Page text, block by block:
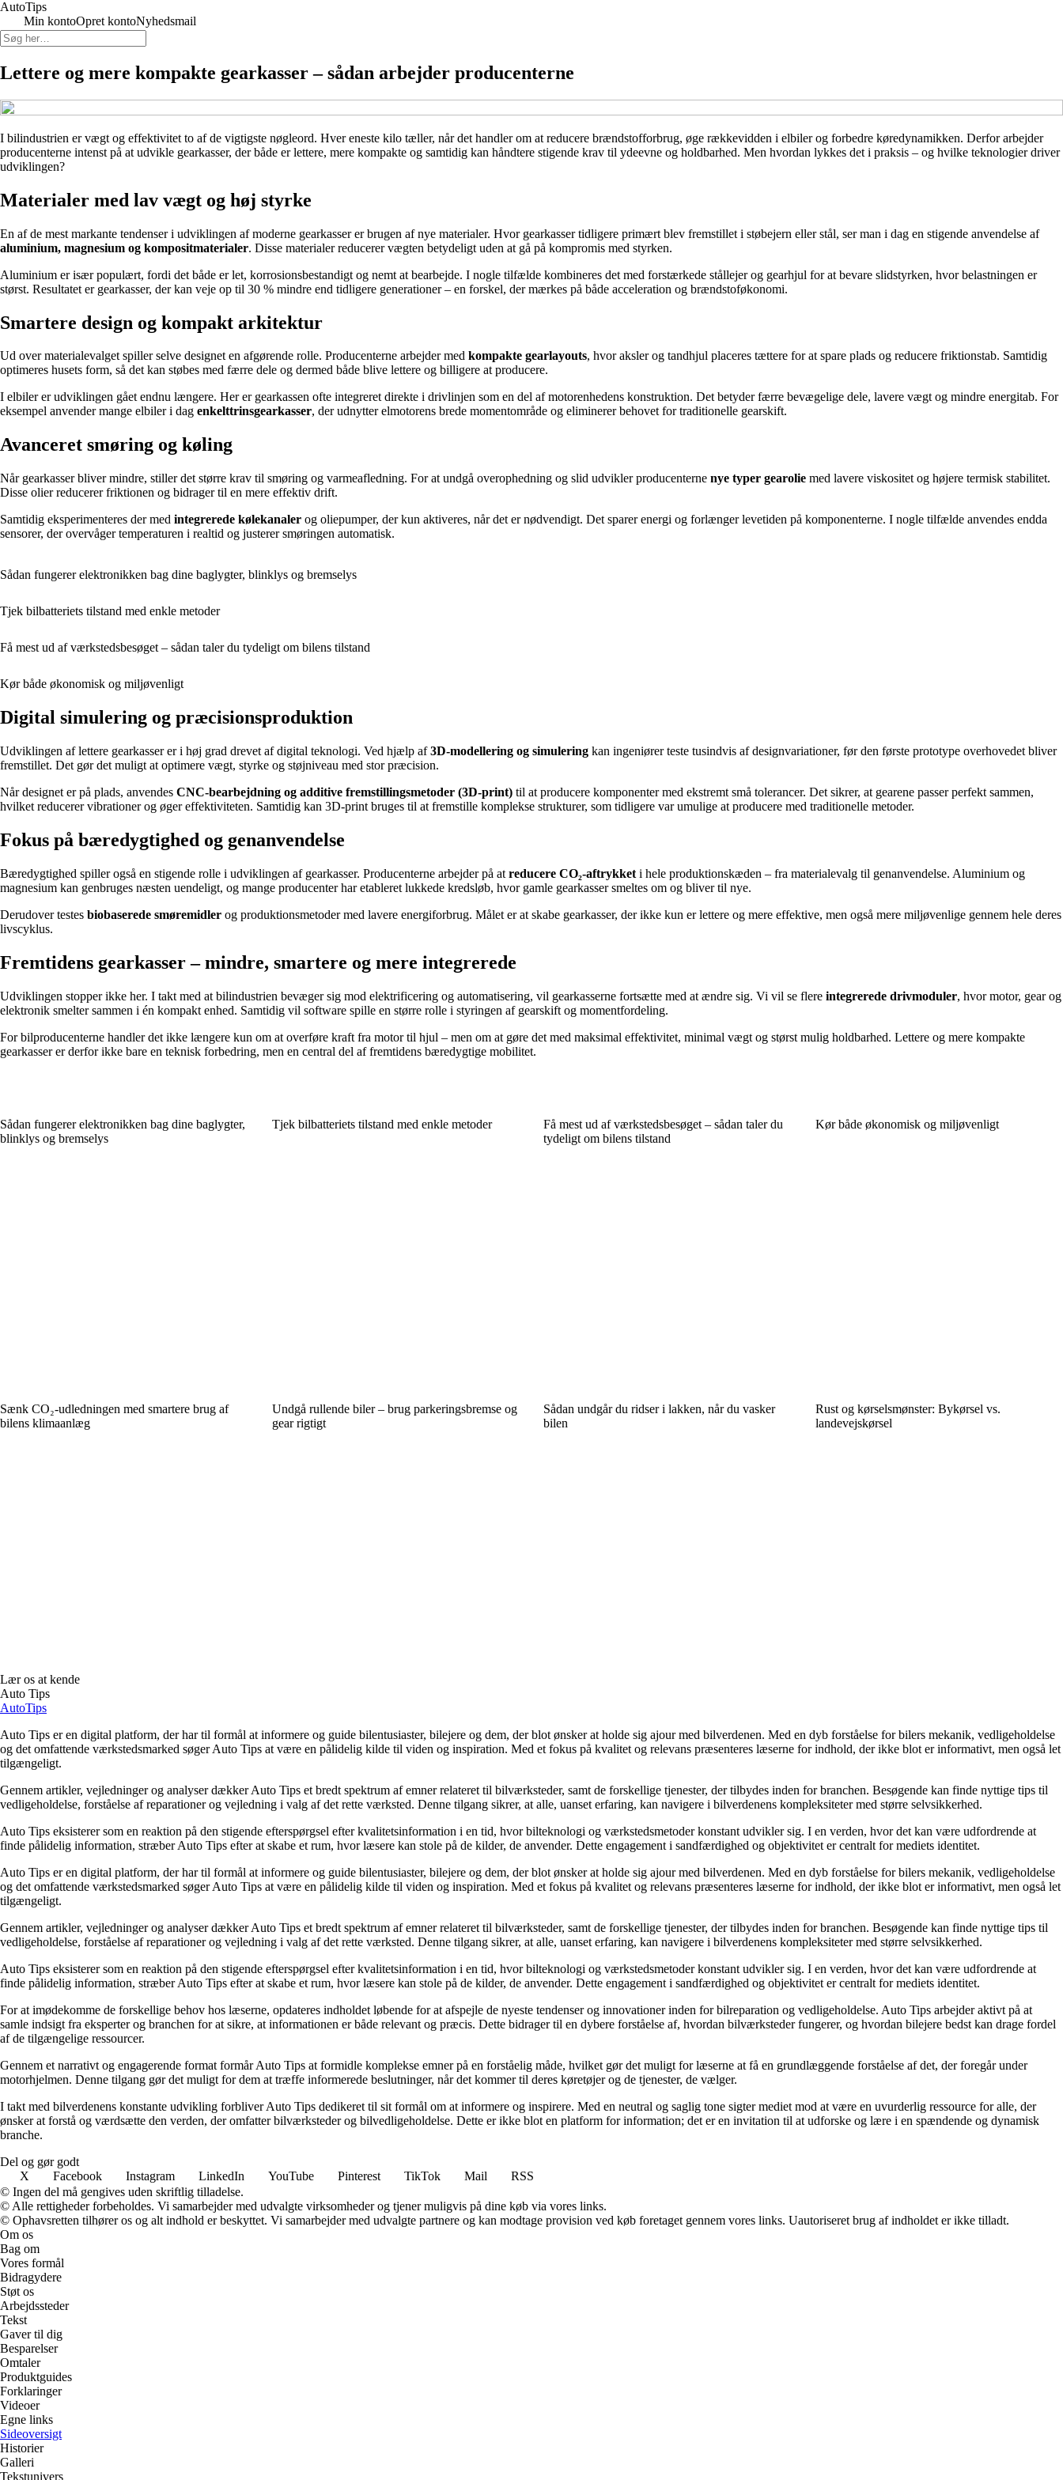
AutoTips
Min kontoOpret kontoNyhedsmail
Lettere og mere kompakte gearkasser – sådan arbejder producenterne
I bilindustrien er vægt og effektivitet to af de vigtigste nøgleord. Hver eneste kilo tæller, når det handler om at reducere brændstofforbrug, øge rækkevidden i elbiler og forbedre køredynamikken. Derfor arbejder
producenterne intenst på at udvikle gearkasser, der både er lettere, mere kompakte og samtidig kan håndtere stigende krav til ydeevne og holdbarhed. Men hvordan lykkes det i praksis – og hvilke teknologier driver
udviklingen?
Materialer med lav vægt og høj styrke
En af de mest markante tendenser i udviklingen af moderne gearkasser er brugen af nye materialer. Hvor gearkasser tidligere primært blev fremstillet i støbejern eller stål, ser man i dag en stigende anvendelse af
aluminium, magnesium og kompositmaterialer. Disse materialer reducerer vægten betydeligt uden at gå på kompromis med styrken.
Aluminium er især populært, fordi det både er let, korrosionsbestandigt og nemt at bearbejde. I nogle tilfælde kombineres det med forstærkede stållejer og gearhjul for at bevare slidstyrken, hvor belastningen er
størst. Resultatet er gearkasser, der kan veje op til 30 % mindre end tidligere generationer – en forskel, der mærkes på både acceleration og brændstoføkonomi.
Smartere design og kompakt arkitektur
Ud over materialevalget spiller selve designet en afgørende rolle. Producenterne arbejder med kompakte gearlayouts, hvor aksler og tandhjul placeres tættere for at spare plads og reducere friktionstab. Samtidig
optimeres husets form, så det kan støbes med færre dele og dermed både blive lettere og billigere at producere.
I elbiler er udviklingen gået endnu længere. Her er gearkassen ofte integreret direkte i drivlinjen som en del af motorenhedens konstruktion. Det betyder færre bevægelige dele, lavere vægt og mindre energitab. For
eksempel anvender mange elbiler i dag enkelttrinsgearkasser, der udnytter elmotorens brede momentområde og eliminerer behovet for traditionelle gearskift.
Avanceret smøring og køling
Når gearkasser bliver mindre, stiller det større krav til smøring og varmeafledning. For at undgå overophedning og slid udvikler producenterne nye typer gearolie med lavere viskositet og højere termisk stabilitet.
Disse olier reducerer friktionen og bidrager til en mere effektiv drift.
Samtidig eksperimenteres der med integrerede kølekanaler og oliepumper, der kun aktiveres, når det er nødvendigt. Det sparer energi og forlænger levetiden på komponenterne. I nogle tilfælde anvendes endda
sensorer, der overvåger temperaturen i realtid og justerer smøringen automatisk.
Sådan fungerer elektronikken bag dine baglygter, blinklys og bremselys
Tjek bilbatteriets tilstand med enkle metoder
Få mest ud af værkstedsbesøget – sådan taler du tydeligt om bilens tilstand
Kør både økonomisk og miljøvenligt
Digital simulering og præcisionsproduktion
Udviklingen af lettere gearkasser er i høj grad drevet af digital teknologi. Ved hjælp af3D-modellering og simulering kan ingeniører teste tusindvis af designvariationer, før den første prototype overhovedet bliver
fremstillet. Det gør det muligt at optimere vægt, styrke og støjniveau med stor præcision.
Når designet er på plads, anvendes CNC-bearbejdning og additive fremstillingsmetoder (3D-print) til at producere komponenter med ekstremt små tolerancer. Det sikrer, at gearene passer perfekt sammen,
hvilket reducerer vibrationer og øger effektiviteten. Samtidig kan 3D-print bruges til at fremstille komplekse strukturer, som tidligere var umulige at producere med traditionelle metoder.
Fokus på bæredygtighed og genanvendelse
Bæredygtighed spiller også en stigende rolle i udviklingen af gearkasser. Producenterne arbejder på at reducere CO₂-aftrykket i hele produktionskæden – fra materialevalg til genanvendelse. Aluminium og
magnesium kan genbruges næsten uendeligt, og mange producenter har etableret lukkede kredsløb, hvor gamle gearkasser smeltes om og bliver til nye.
Derudover testes biobaserede smøremidler og produktionsmetoder med lavere energiforbrug. Målet er at skabe gearkasser, der ikke kun er lettere og mere effektive, men også mere miljøvenlige gennem hele deres
livscyklus.
Fremtidens gearkasser – mindre, smartere og mere integrerede
Udviklingen stopper ikke her. I takt med at bilindustrien bevæger sig mod elektrificering og automatisering, vil gearkasserne fortsætte med at ændre sig. Vi vil se flere integrerede drivmoduler, hvor motor, gear og
elektronik smelter sammen i én kompakt enhed. Samtidig vil software spille en større rolle i styringen af gearskift og momentfordeling.
For bilproducenterne handler det ikke længere kun om at overføre kraft fra motor til hjul – men om at gøre det med maksimal effektivitet, minimal vægt og størst mulig holdbarhed. Lettere og mere kompakte
gearkasser er derfor ikke bare en teknisk forbedring, men en central del af fremtidens bæredygtige mobilitet.
Sådan fungerer elektronikken bag dine baglygter,
blinklys og bremselys
Tjek bilbatteriets tilstand med enkle metoder
Få mest ud af værkstedsbesøget – sådan taler du
tydeligt om bilens tilstand
Kør både økonomisk og miljøvenligt
Sænk CO₂-udledningen med smartere brug af
bilens klimaanlæg
Undgå rullende biler – brug parkeringsbremse og
gear rigtigt
Sådan undgår du ridser i lakken, når du vasker
bilen
Rust og kørselsmønster: Bykørsel vs.
landevejskørsel
Lær os at kende
Auto Tips
AutoTips
Auto Tips er en digital platform, der har til formål at informere og guide bilentusiaster, bilejere og dem, der blot ønsker at holde sig ajour med bilverdenen. Med en dyb forståelse for bilers mekanik, vedligeholdelse
og det omfattende værkstedsmarked søger Auto Tips at være en pålidelig kilde til viden og inspiration. Med et fokus på kvalitet og relevans præsenteres læserne for indhold, der ikke blot er informativt, men også let
tilgængeligt.
Gennem artikler, vejledninger og analyser dækker Auto Tips et bredt spektrum af emner relateret til bilværksteder, samt de forskellige tjenester, der tilbydes inden for branchen. Besøgende kan finde nyttige tips til
vedligeholdelse, forståelse af reparationer og vejledning i valg af det rette værksted. Denne tilgang sikrer, at alle, uanset erfaring, kan navigere i bilverdenens kompleksiteter med større selvsikkerhed.
Auto Tips eksisterer som en reaktion på den stigende efterspørgsel efter kvalitetsinformation i en tid, hvor bilteknologi og værkstedsmetoder konstant udvikler sig. I en verden, hvor det kan være udfordrende at
finde pålidelig information, stræber Auto Tips efter at skabe et rum, hvor læsere kan stole på de kilder, de anvender. Dette engagement i sandfærdighed og objektivitet er centralt for mediets identitet.
Auto Tips er en digital platform, der har til formål at informere og guide bilentusiaster, bilejere og dem, der blot ønsker at holde sig ajour med bilverdenen. Med en dyb forståelse for bilers mekanik, vedligeholdelse
og det omfattende værkstedsmarked søger Auto Tips at være en pålidelig kilde til viden og inspiration. Med et fokus på kvalitet og relevans præsenteres læserne for indhold, der ikke blot er informativt, men også let
tilgængeligt.
Gennem artikler, vejledninger og analyser dækker Auto Tips et bredt spektrum af emner relateret til bilværksteder, samt de forskellige tjenester, der tilbydes inden for branchen. Besøgende kan finde nyttige tips til
vedligeholdelse, forståelse af reparationer og vejledning i valg af det rette værksted. Denne tilgang sikrer, at alle, uanset erfaring, kan navigere i bilverdenens kompleksiteter med større selvsikkerhed.
Auto Tips eksisterer som en reaktion på den stigende efterspørgsel efter kvalitetsinformation i en tid, hvor bilteknologi og værkstedsmetoder konstant udvikler sig. I en verden, hvor det kan være udfordrende at
finde pålidelig information, stræber Auto Tips efter at skabe et rum, hvor læsere kan stole på de kilder, de anvender. Dette engagement i sandfærdighed og objektivitet er centralt for mediets identitet.
For at imødekomme de forskellige behov hos læserne, opdateres indholdet løbende for at afspejle de nyeste tendenser og innovationer inden for bilreparation og vedligeholdelse. Auto Tips arbejder aktivt på at
samle indsigt fra eksperter og branchen for at sikre, at informationen er både relevant og præcis. Dette bidrager til en dybere forståelse af, hvordan bilværksteder fungerer, og hvordan bilejere bedst kan drage fordel
af de tilgængelige ressourcer.
Gennem et narrativt og engagerende format formår Auto Tips at formidle komplekse emner på en forståelig måde, hvilket gør det muligt for læserne at få en grundlæggende forståelse af det, der foregår under
motorhjelmen. Denne tilgang gør det muligt for dem at træffe informerede beslutninger, når det kommer til deres køretøjer og de tjenester, de vælger.
I takt med bilverdenens konstante udvikling forbliver Auto Tips dedikeret til sit formål om at informere og inspirere. Med en neutral og saglig tone sigter mediet mod at være en uvurderlig ressource for alle, der
ønsker at forstå og værdsætte den verden, der omfatter bilværksteder og bilvedligeholdelse. Dette er ikke blot en platform for information; det er en invitation til at udforske og lære i en spændende og dynamisk
branche.
Del og gør godt
X
Facebook Instagram LinkedIn YouTube Pinterest TikTok Mail
RSS
© Ingen del må gengives uden skriftlig tilladelse.
© Alle rettigheder forbeholdes. Vi samarbejder med udvalgte virksomheder og tjener muligvis på dine køb via vores links.
© Ophavsretten tilhører os og alt indhold er beskyttet. Vi samarbejder med udvalgte partnere og kan modtage provision ved køb foretaget gennem vores links. Uautoriseret brug af indholdet er ikke tilladt.
Om os
Bag om
Vores formål
Bidragydere
Støt os
Arbejdssteder
Tekst
Gaver til dig
Besparelser
Omtaler
Produktguides
Forklaringer
Videoer
Egne links
Sideoversigt
Historier
Galleri
Tekstunivers